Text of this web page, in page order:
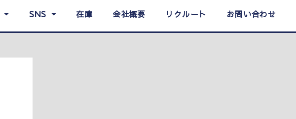
SNS 在庫 会社概要 リクルート お問い合わせ